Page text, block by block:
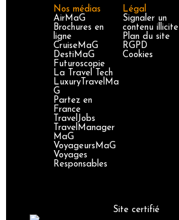
Nos médias
AirMaG
Brochures en
ligne
CruiseMaG
DestiMaG
Futuroscopie
La Travel Tech
LuxuryTravelMa
G
Partez en
France
TravelJobs
TravelManager
MaG
VoyageursMaG
Voyages
Responsables
Légal
Signaler un
contenu illicite
Plan du site
RGPD
Cookies
Site certifié